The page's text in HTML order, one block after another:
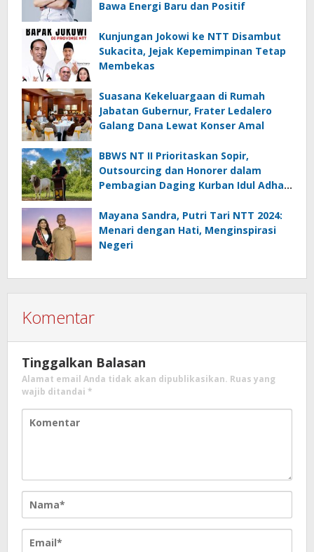
Bawa Energi Baru dan Positif
Kunjungan Jokowi ke NTT Disambut
Sukacita, Jejak Kepemimpinan Tetap
Membekas
Suasana Kekeluargaan di Rumah
Jabatan Gubernur, Frater Ledalero
Galang Dana Lewat Konser Amal
BBWS NT II Prioritaskan Sopir,
Outsourcing dan Honorer dalam
Pembagian Daging Kurban Idul Adha
Mayana Sandra, Putri Tari NTT 2024:
Menari dengan Hati, Menginspirasi
Negeri
Komentar
Tinggalkan Balasan
Alamat email Anda tidak akan dipublikasikan. Ruas yang
wajib ditandai *